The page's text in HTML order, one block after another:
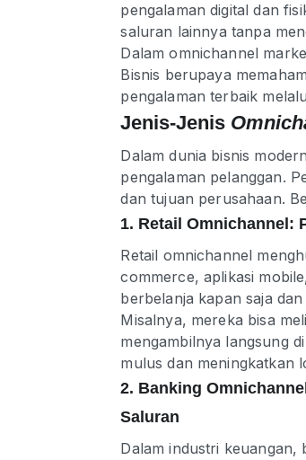
pengalaman digital dan
saluran lainnya tanpa
Dalam omnichannel
Bisnis berupaya
pengalaman terbaik
Jenis-Jenis
Dalam dunia bisnis
pengalaman pelanggan.
dan tujuan perusahaan.
1. Retail Omnichannel:
Retail omnichannel
commerce, aplikasi
berbelanja kapan saja
Misalnya, mereka bisa
mengambilnya langsung
mulus dan meningkatkan
2. Banking
Saluran
Dalam industri keuangan,